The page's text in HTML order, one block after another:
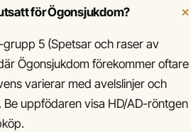
för Ögonsjukdom?
grupp 5 (Spetsar och raser av
Ögonsjukdom förekommer oftare
varierar med avelslinjer och
uppfödaren visa HD/AD-röntgen